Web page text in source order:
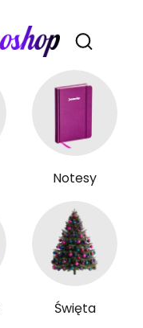
Otwórz
Notesy
Święta